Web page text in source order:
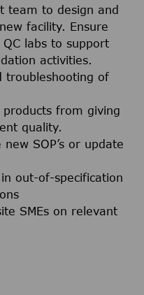
team to design and
facility. Ensure
labs to support
activities.
troubleshooting of
from giving
quality.
SOP’s or update
out-of-specification
SMEs on relevant